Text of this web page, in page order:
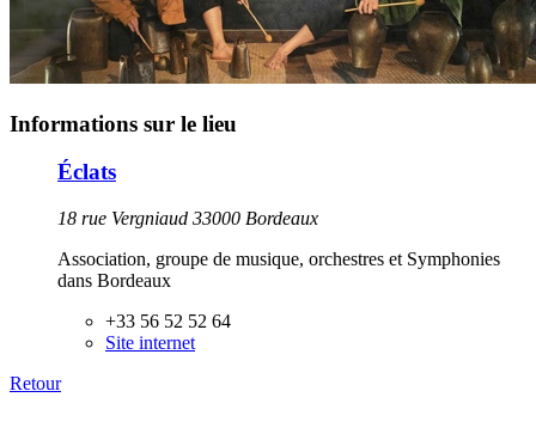
Informations sur le lieu
Éclats
18 rue Vergniaud 33000 Bordeaux
Association, groupe de musique, orchestres et Symphonies
dans Bordeaux
+33 56 52 52 64
Site internet
Retour